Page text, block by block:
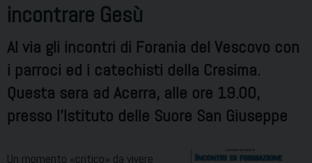
incontrare Gesù
Al via gli incontri di Forania del Vescovo con
i parroci ed i catechisti della Cresima.
Questa sera ad Acerra, alle ore 19.00,
presso l’Istituto delle Suore San Giuseppe
Un momento «critico» da vivere